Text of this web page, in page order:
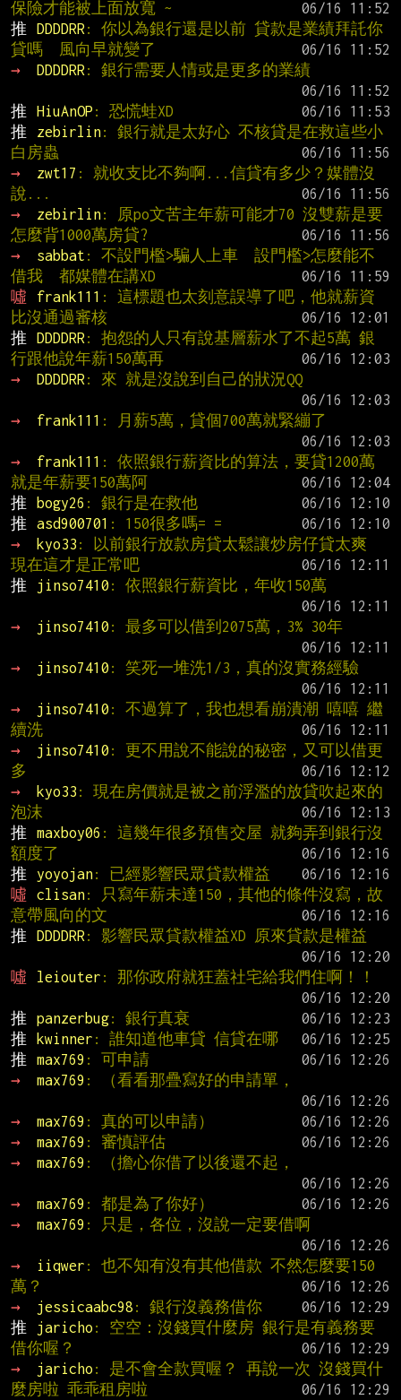
保險才能被上面放寬 ~
推
DDDDRR : 你以為銀行還是以前 貸款是業績拜託你
貸嗎  風向早就變了
→
DDDDRR : 銀行需要人情或是更多的業績
推
HiuAnOP : 恐慌蛙XD
推
zebirlin: 銀行就是太好心 不核貸是在救這些小
白房蟲
→
zwt17 : 就收支比不夠啊...信貸有多少？媒體沒
說...
→
zebirlin: 原po文苦主年薪可能才70 沒雙薪是要
怎麼背1000萬房貸?
→
sabbat : 不設門檻>騙人上車  設門檻>怎麼能不
借我  都媒體在講XD
噓
frank111 : 這標題也太刻意誤導了吧，他就薪資
比沒通過審核
推
DDDDRR : 抱怨的人只有說基層薪水了不起5萬 銀
行跟他說年薪150萬再
→
DDDDRR : 來 就是沒說到自己的狀況QQ
→
frank111 : 月薪5萬，貸個700萬就緊繃了
→
frank111 : 依照銀行薪資比的算法，要貸1200萬
就是年薪要150萬阿
推
bogy26 : 銀行是在救他
推
asd900701 : 150很多嗎= =
→
kyo33 : 以前銀行放款房貸太鬆讓炒房仔貸太爽
現在這才是正常吧
推
jinso7410 : 依照銀行薪資比，年收150萬
→
jinso7410 : 最多可以借到2075萬，3% 30年
→
jinso7410 : 笑死一堆洗1/3，真的沒實務經驗
→
jinso7410 : 不過算了，我也想看崩潰潮 嘻嘻 繼
續洗
→
jinso7410 : 更不用說不能說的秘密，又可以借更
多
→
kyo33 : 現在房價就是被之前浮濫的放貸吹起來的
泡沫
推
maxboy06 : 這幾年很多預售交屋 就夠弄到銀行沒
額度了
推
yoyojan: 已經影響民眾貸款權益
噓
clisan: 只寫年薪未達150，其他的條件沒寫，故
意帶風向的文
推
DDDDRR : 影響民眾貸款權益XD 原來貸款是權益
噓
leiouter : 那你政府就狂蓋社宅給我們住啊！！
推
panzerbug: 銀行真衰
推
kwinner : 誰知道他車貸 信貸在哪
推
max769 : 可申請
→
max769 : （看看那疊寫好的申請單，
→
max769 : 真的可以申請）
→
max769 : 審慎評估
→
max769 : （擔心你借了以後還不起，
→
max769 : 都是為了你好）
→
max769 : 只是，各位，沒說一定要借啊
→
iiqwer : 也不知有沒有其他借款 不然怎麼要150
萬？
→
jessicaabc98 : 銀行沒義務借你
推
jaricho : 空空：沒錢買什麼房 銀行是有義務要
借你喔？
→
jaricho : 是不會全款買喔？ 再說一次 沒錢買什
麼房啦 乖乖租房啦